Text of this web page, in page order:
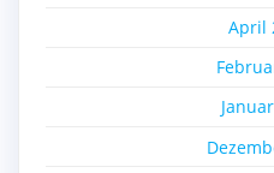
April